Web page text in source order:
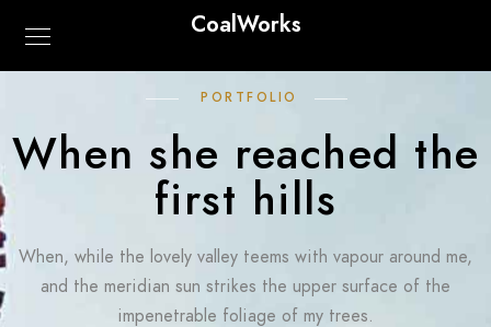
CoalWorks
PORTFOLIO
When she reached the
first hills
When, while the lovely valley teems with vapour around me,
and the meridian sun strikes the upper surface of the
impenetrable foliage of my trees.